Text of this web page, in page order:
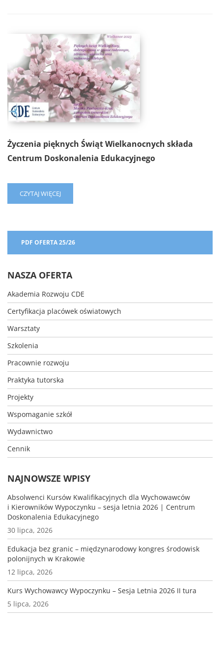
ŚWIĄT
WIELKANOCY
Życzenia pięknych Świąt Wielkanocnych składa
Centrum Doskonalenia Edukacyjnego
READ
MORE
PIĘKNYCH
ŚWIĄT
CENTRUM
DOSKONALENIA
EDUKACYJNEGO
CZYTAJ WIĘCEJ
PDF OFERTA 25/26
NASZA OFERTA
Akademia Rozwoju CDE
Certyfikacja placówek oświatowych
Warsztaty
Szkolenia
Pracownie rozwoju
Praktyka tutorska
Projekty
Wspomaganie szkół
Wydawnictwo
Cennik
NAJNOWSZE WPISY
Absolwenci Kursów Kwalifikacyjnych dla Wychowawców
i Kierowników Wypoczynku – sesja letnia 2026 | Centrum
Doskonalenia Edukacyjnego
30 lipca, 2026
Edukacja bez granic – międzynarodowy kongres środowisk
polonijnych w Krakowie
12 lipca, 2026
Kurs Wychowawcy Wypoczynku – Sesja Letnia 2026 II tura
5 lipca, 2026